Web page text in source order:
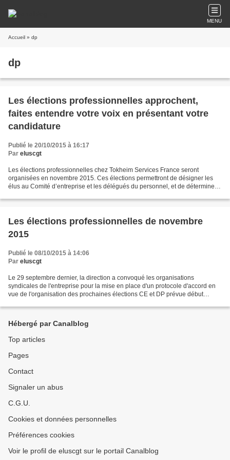
MENU
Accueil » dp
dp
Les élections professionnelles approchent,
faites entendre votre voix en présentant votre
candidature
Publié le 20/10/2015 à 16:17
Par eluscgt
Les élections professionnelles chez Tokheim Services France seront
organisées en novembre 2015. Ces élections permettront de désigner les
élus au Comité d’entreprise et les délégués du personnel, et de déterminer
Les élections professionnelles de novembre
2015
Publié le 08/10/2015 à 14:06
Par eluscgt
Le 29 septembre dernier, la direction a convoqué les organisations
syndicales de l'entreprise pour la mise en place d'un protocole d'accord en
vue de l'organisation des prochaines élections CE et DP prévue début
Hébergé par Canalblog
Top articles
Pages
Contact
Signaler un abus
C.G.U.
Cookies et données personnelles
Préférences cookies
Voir le profil de eluscgt sur le portail Canalblog